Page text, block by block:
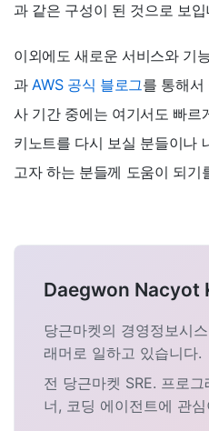
과 같은 구성이 된 것으로 보입
이외에도 새로운 서비스와 기
과AWS 공식 블로그를 통해서
사 기간 중에는 여기서도 빠르
키노트를 다시 보실 분들이나
고자 하는 분들께 도움이 되기
Daegwon Nacyot
당근마켓의 경영정보시
래머로 일하고 있습니다.
전 당근마켓 SRE. 프로
너, 코딩 에이전트에 관